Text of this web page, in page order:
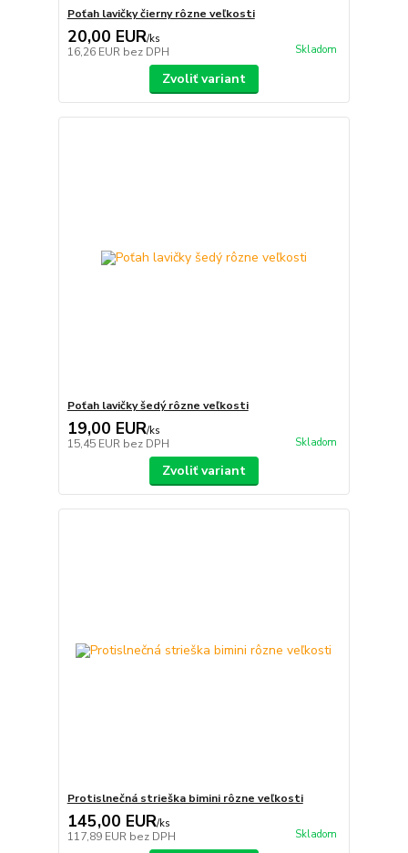
Poťah lavičky čierny rôzne veľkosti
20,00 EUR/ks
16,26 EUR bez DPH Skladom
Zvoliť variant
Poťah lavičky šedý rôzne veľkosti
19,00 EUR/ks
15,45 EUR bez DPH Skladom
Zvoliť variant
Protislnečná strieška bimini rôzne veľkosti
145,00 EUR/ks
117,89 EUR bez DPH Skladom